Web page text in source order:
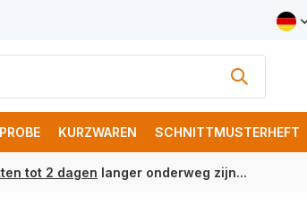
€ 8,95 Kostenloser Versand ab € 150 (DE)
KURZWAREN SCHNITTMUSTERHEFT
tot 2 dagen langer onderweg zijn...